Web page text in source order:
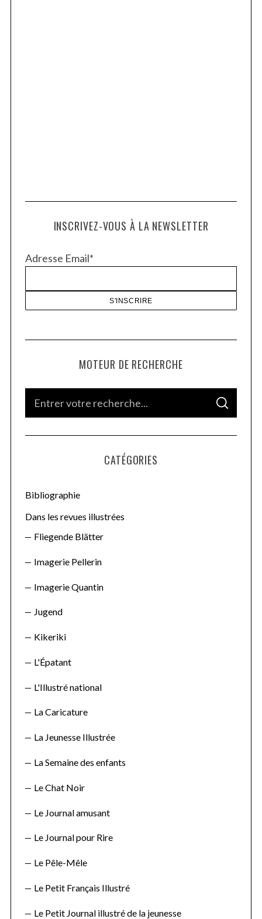
INSCRIVEZ-VOUS À LA NEWSLETTER
Adresse Email*
MOTEUR DE RECHERCHE
f
o
S
C
CATÉGORIES
Bibliographie
Dans les revues illustrées
Fliegende Blätter
Imagerie Pellerin
Imagerie Quantin
Jugend
Kikeriki
L'Épatant
L'Illustré national
La Caricature
La Jeunesse Illustrée
La Semaine des enfants
Le Chat Noir
Le Journal amusant
Le Journal pour Rire
Le Pêle-Mêle
Le Petit Français Illustré
Le Petit Journal illustré de la jeunesse